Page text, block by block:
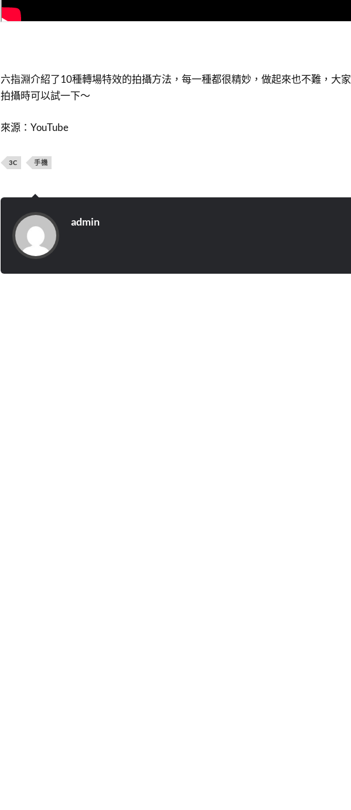
六指淵介紹了10種轉場特效的拍攝方法，每一種都很精妙，做起來也不難，大家
拍攝時可以試一下～
來源：YouTube
3C 手機
admin